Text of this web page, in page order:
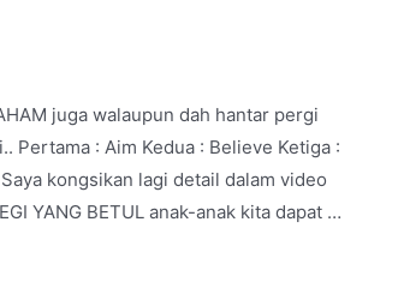
juga walaupun dah hantar pergi
Pertama : Aim Kedua : Believe Ketiga :
kongsikan lagi detail dalam video
YANG BETUL anak-anak kita dapat …